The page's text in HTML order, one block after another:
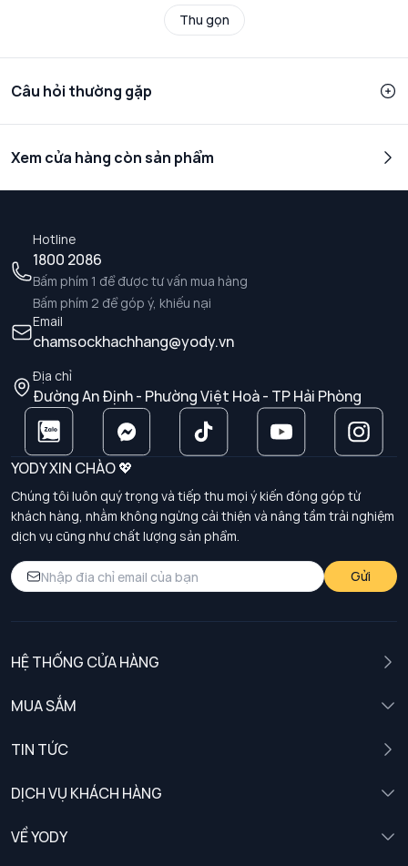
Thu gọn
Câu hỏi thường gặp
Xem cửa hàng còn sản phẩm
Hotline
1800 2086
Bấm phím 1 để được tư vấn mua hàng
Bấm phím 2 để góp ý, khiếu nại
Email
chamsockhachhang@yody.vn
Địa chỉ
Đường An Định - Phường Việt Hoà - TP Hải Phòng
YODY XIN CHÀO 💖
Chúng tôi luôn quý trọng và tiếp thu mọi ý kiến đóng góp từ
khách hàng, nhằm không ngừng cải thiện và nâng tầm trải nghiệm
dịch vụ cũng như chất lượng sản phẩm.
Gửi
HỆ THỐNG CỬA HÀNG
MUA SẮM
TIN TỨC
DỊCH VỤ KHÁCH HÀNG
Chính sách khách hàng thân thiết
VỀ YODY